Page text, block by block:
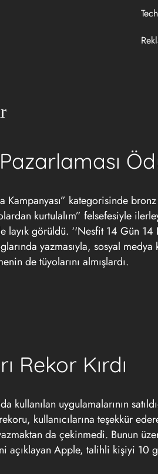
Kampanyası” kategorisinde
kurtulalım” felsefesiyle
görüldü. ‘'Nesfit 14 Gün 14
yazmasıyla, sosyal medya
de tüyolarını almışlardı.
Rekor Kırdı
uygulamalarının
kullanıcılarına teşekkür
da çekinmedi. Bunun
açıklayan Apple, talihli kişiyi 10